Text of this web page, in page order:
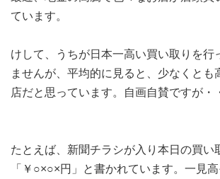
ています。
けして、うちが日本一高い買い取りを行
ませんが、平均的に見ると、少なくとも
店だと思っています。自画自賛ですが・
たとえば、新聞チラシが入り本日の買い
「￥○×○×円」と書かれています。一見